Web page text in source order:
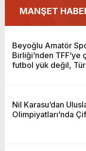
MANŞET
Beyoğlu Amatör
Birliği’nden TFF’ye
futbol yük değil,
Nil Karasu’dan
Olimpiyatları’nda